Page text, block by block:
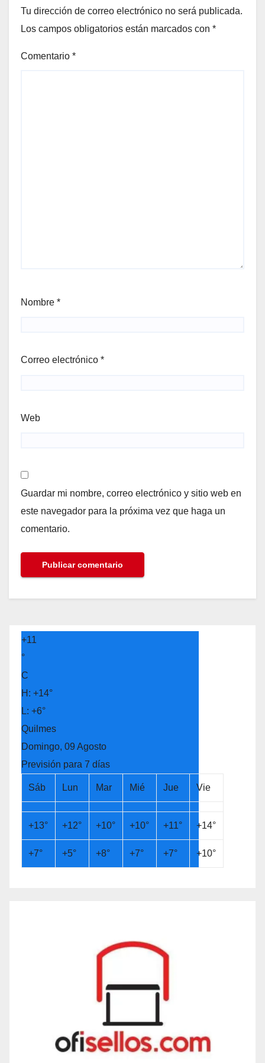
Tu dirección de correo electrónico no será publicada.
Los campos obligatorios están marcados con *
Comentario *
Nombre *
Correo electrónico *
Web
Guardar mi nombre, correo electrónico y sitio web en
este navegador para la próxima vez que haga un
comentario.
+11
°
C
H: +14°
L: +6°
Quilmes
Domingo, 09 Agosto
Previsión para 7 días
Sáb Lun Mar Mié Jue Vie
+13° +12° +10° +10° +11° +14°
+7° +5° +8° +7° +7° +10°